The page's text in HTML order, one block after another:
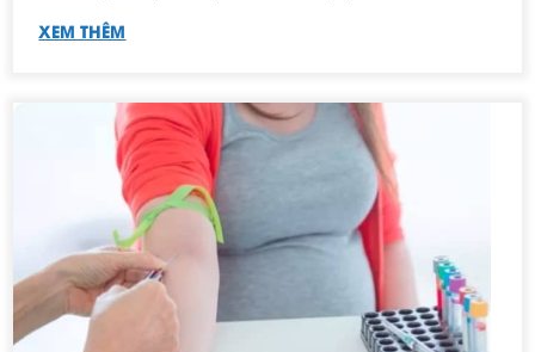
XEM THÊM